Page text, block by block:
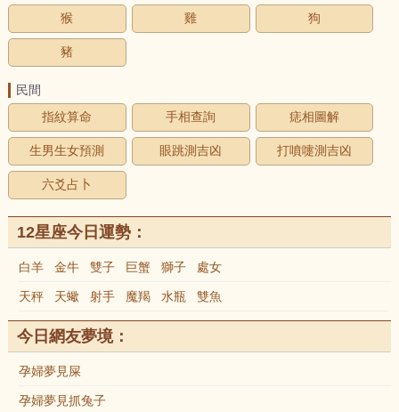
猴 雞 狗
豬
民間
指紋算命
手相查詢 痣相圖解
生男生女預測 眼跳測吉凶 打噴嚏測吉凶
六爻占卜
12星座今日運勢：
白羊 金牛 雙子 巨蟹 獅子 處女
天秤 天蠍 射手 魔羯 水瓶 雙魚
今日網友夢境：
孕婦夢見屎
孕婦夢見抓兔子